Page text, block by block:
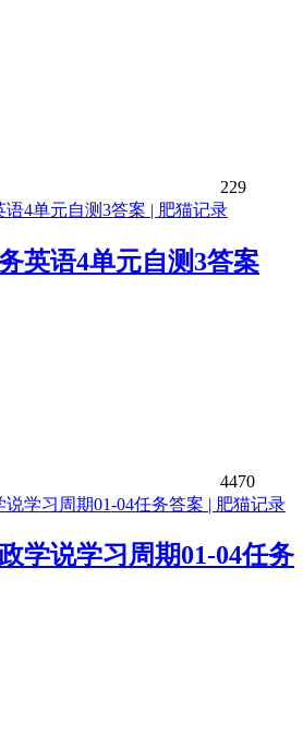
229
英语4单元自测3答案
4470
学说学习周期01-04任务